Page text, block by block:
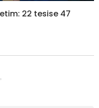
22 tesise 47